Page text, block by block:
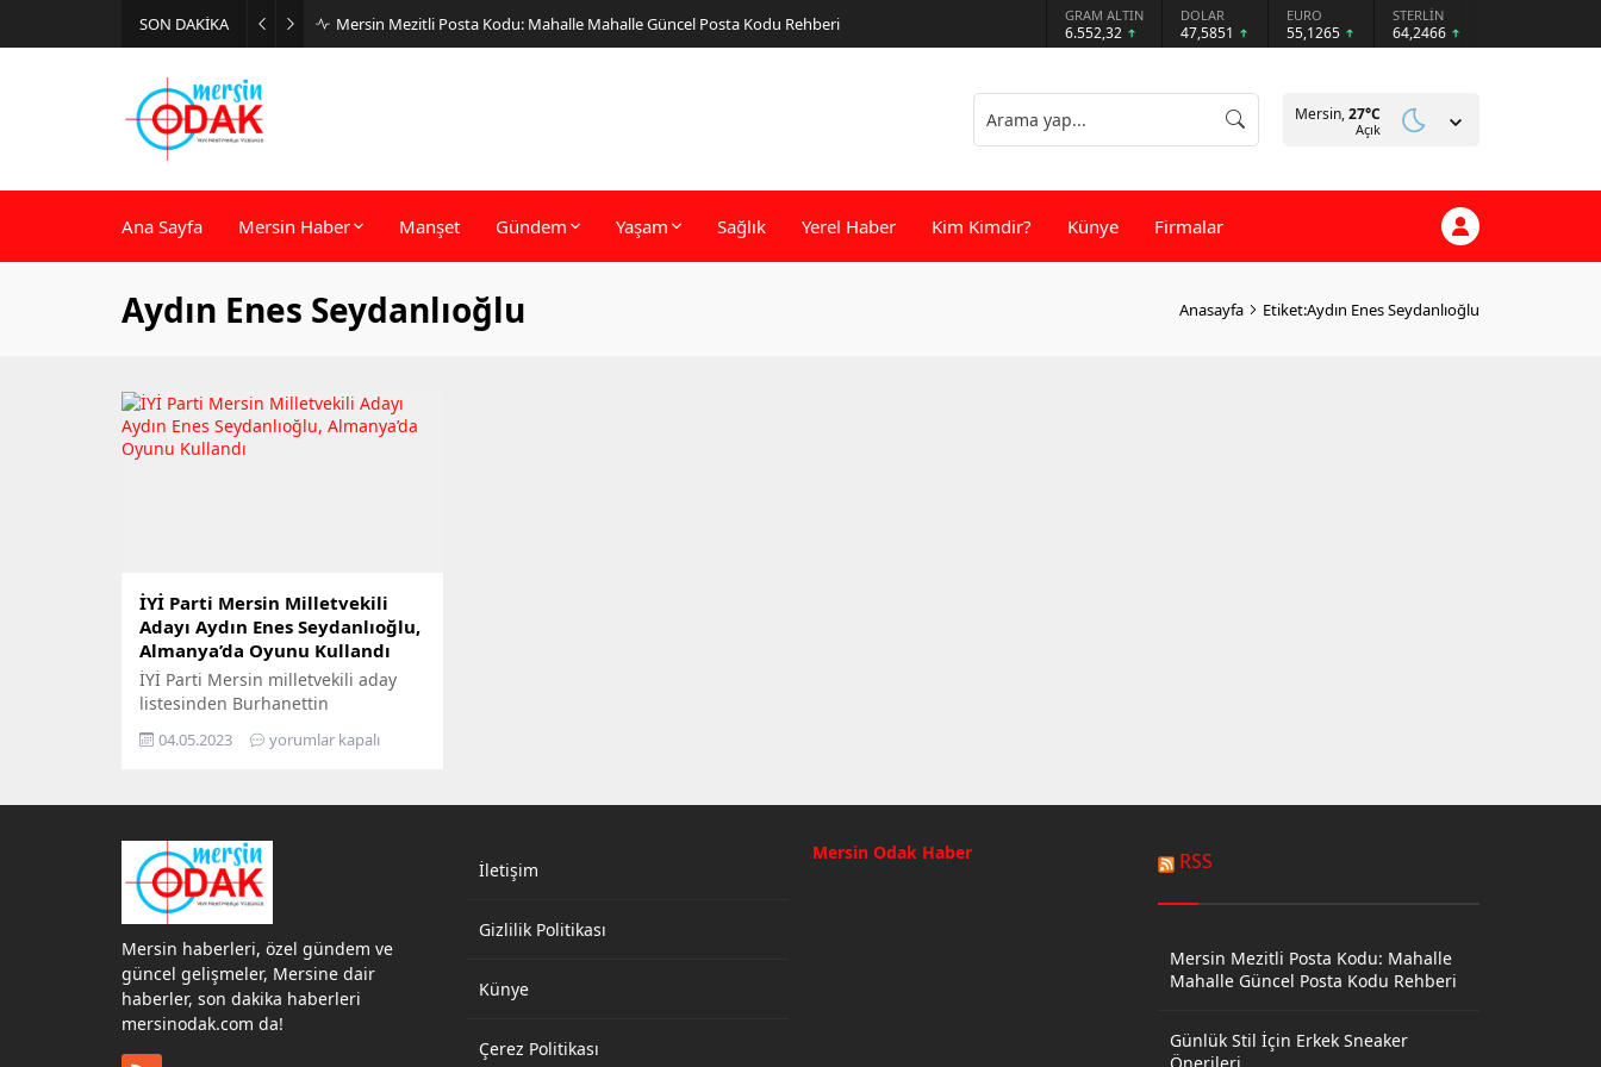
SON DAKİKA Mersin Mezitli Posta Kodu: Mahalle Mahalle Güncel Posta Kodu Rehberi GRAM ALTIN
6.552,32
DOLAR
47,5851
EURO
55,1265
STERLİN
64,2466
Mersin,27°C
Açık
Ana Sayfa Mersin Haber Manşet Gündem Yaşam Sağlık Yerel Haber Kim Kimdir? Künye Firmalar
Aydın Enes Seydanlıoğlu Anasayfa Etiket:Aydın Enes Seydanlıoğlu
İYİ Parti Mersin Milletvekili
Adayı Aydın Enes Seydanlıoğlu,
Almanya’da Oyunu Kullandı
İYİ Parti Mersin milletvekili aday
listesinden Burhanettin
Kocamaz’dan sonra gelen Aydın
Enes Seydanlıoğlu oyunu
ve Milletvekili Genel Seçimleri için
vatandaşların oy kullanma işlemleri
devam ediyor. İYİ Parti Mersin
2.sıradan aday olan Aydın Enes
Seydanlıoğlu oyunu Stuttgart’ta
kullandı. Cumhurbaşkanı Seçimi
ve...
04.05.2023 yorumlar kapalı
Mersin haberleri, özel gündem ve
güncel gelişmeler, Mersine dair
haberler, son dakika haberleri
mersinodak.com da!
İletişim
Gizlilik Politikası
Künye
Çerez Politikası
Mersin Odak Haber RSS
Mersin Mezitli Posta Kodu: Mahalle
Mahalle Güncel Posta Kodu Rehberi
Günlük Stil İçin Erkek Sneaker